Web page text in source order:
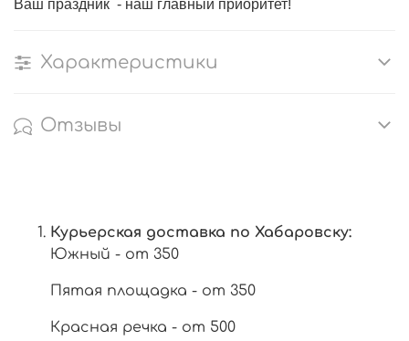
Ваш праздник - наш главный приоритет!
Характеристики
Отзывы
Курьерская доставка по Хабаровску:
Южный - от 350
Пятая площадка - от 350
Красная речка - от 500